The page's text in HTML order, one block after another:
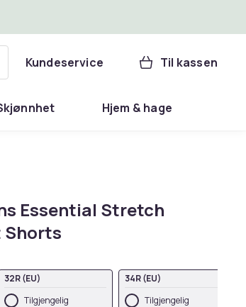
Kundeservice Til kassen
Hjem & hage
Essential Stretch
Shorts
32R (EU)
Tilgjengelig
34R (EU)
Tilgjengelig